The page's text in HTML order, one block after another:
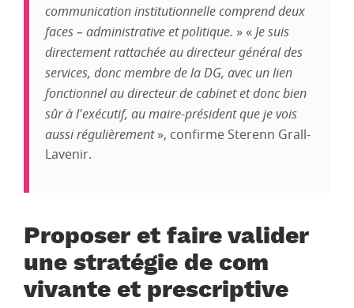
communication institutionnelle comprend deux
faces – administrative et politique. » «Je suis
directement rattachée au directeur général des
services, donc membre de la DG, avec un lien
fonctionnel au directeur de cabinet et donc bien
sûr à l'exécutif, au maire-président que je vois
aussi régulièrement», confirme Sterenn Grall-
Lavenir.
Proposer et faire valider
une stratégie de com
vivante et prescriptive